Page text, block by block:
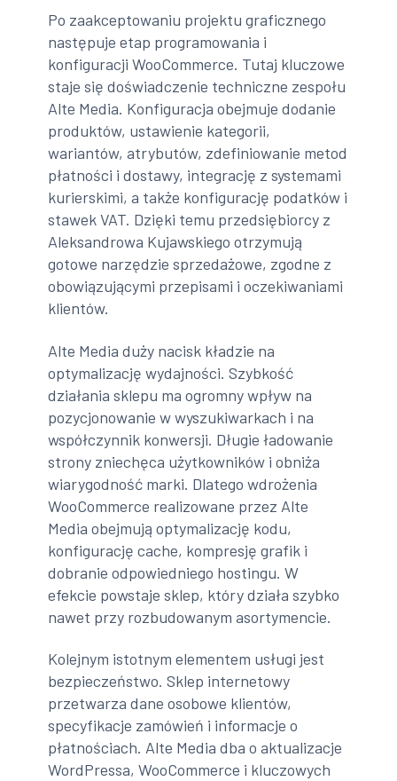
Po zaakceptowaniu projektu graficznego
następuje etap programowania i
konfiguracji WooCommerce. Tutaj kluczowe
staje się doświadczenie techniczne zespołu
Alte Media. Konfiguracja obejmuje dodanie
produktów, ustawienie kategorii,
wariantów, atrybutów, zdefiniowanie metod
płatności i dostawy, integrację z systemami
kurierskimi, a także konfigurację podatków i
stawek VAT. Dzięki temu przedsiębiorcy z
Aleksandrowa Kujawskiego otrzymują
gotowe narzędzie sprzedażowe, zgodne z
obowiązującymi przepisami i oczekiwaniami
klientów.
Alte Media duży nacisk kładzie na
optymalizację wydajności. Szybkość
działania sklepu ma ogromny wpływ na
pozycjonowanie w wyszukiwarkach i na
współczynnik konwersji. Długie ładowanie
strony zniechęca użytkowników i obniża
wiarygodność marki. Dlatego wdrożenia
WooCommerce realizowane przez Alte
Media obejmują optymalizację kodu,
konfigurację cache, kompresję grafik i
dobranie odpowiedniego hostingu. W
efekcie powstaje sklep, który działa szybko
nawet przy rozbudowanym asortymencie.
Kolejnym istotnym elementem usługi jest
bezpieczeństwo. Sklep internetowy
przetwarza dane osobowe klientów,
specyfikacje zamówień i informacje o
płatnościach. Alte Media dba o aktualizacje
WordPressa, WooCommerce i kluczowych